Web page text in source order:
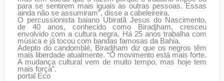
para se sentirem mais iguais às outras pessoas. Essas
ainda não se assumiram”, disse a cabeleireira.
O percussionista baiano Ubiratã Jesus do Nascimento,
de 40 anos, conhecido como Biradjham, cresceu
envolvido com a cultura negra. Há 25 anos trabalha com
música e já tocou com bandas famosas da Bahia.
Adepto do candomblé, Biradjham diz que os negros têm
mais liberdade atualmente. “O movimento está mais forte.
A mudança cultural vem de muito tempo, mas hoje tem
mais força”.
portal Eco